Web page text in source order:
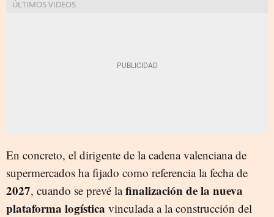
En concreto, el dirigente de la cadena valenciana de
supermercados ha fijado como referencia la fecha de
2027, cuando se prevé lafinalización de la nueva
plataforma logística vinculada a la construcción del